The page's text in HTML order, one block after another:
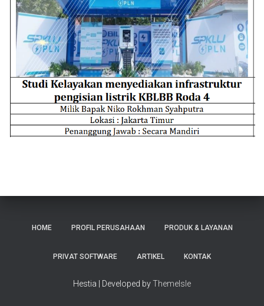
HOME PROFIL PERUSAHAAN PRODUK & LAYANAN
PRIVAT SOFTWARE ARTIKEL KONTAK
Hestia | Developed byThemeIsle